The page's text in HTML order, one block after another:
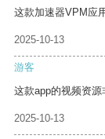
这款加速器VPM应
2025-10-13
游客
这款app的视频资源
2025-10-13